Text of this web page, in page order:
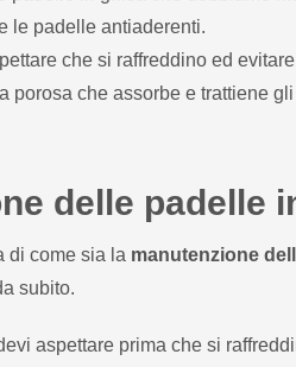
le padelle antiaderenti.
che si raffreddino ed
porosa che assorbe e trattiene
delle padelle
di come sia la manutenzione
subito.
aspettare prima che si